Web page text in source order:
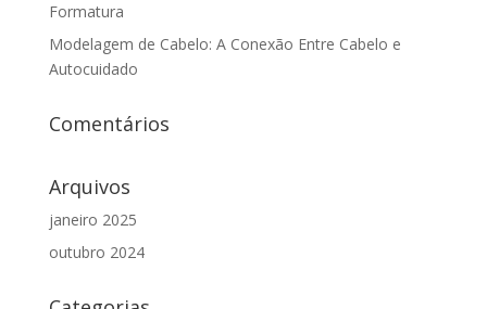
Formatura
Modelagem de Cabelo: A Conexão Entre Cabelo e
Autocuidado
Comentários
Arquivos
janeiro 2025
outubro 2024